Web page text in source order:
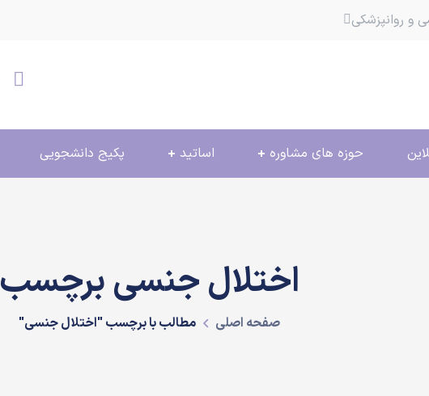
و روانپزشکی
حوزه های مشاوره اساتید پکیج دانشجویی
اختلال جنسی برچسب
صفحه اصلی مطالب با برچسب "اختلال جنسی"